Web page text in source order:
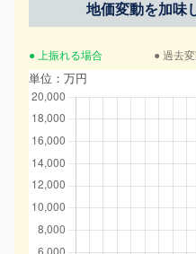
地価変動を加味
● 上振れる場合 ● 過去
単位：万円